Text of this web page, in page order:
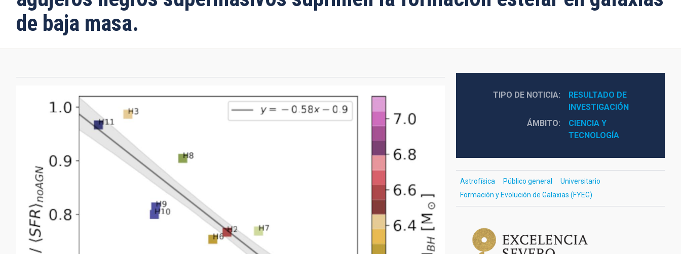
a
la
de baja masa.
TIPO DE NOTICIA
RESULTADO DE
INVESTIGACIÓN
ÁMBITO
CIENCIA Y
TECNOLOGÍA
Astrofísica Público general
Universitario
Formación y Evolución de Galaxias (FYEG)